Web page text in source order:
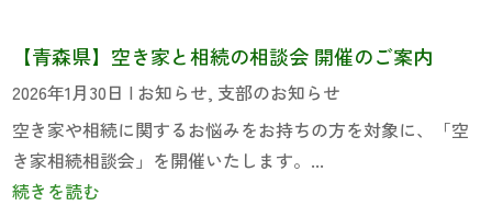
【青森県】空き家と相続の相談会 開催のご案内
2026年1月30日 | お知らせ, 支部のお知らせ
空き家や相続に関するお悩みをお持ちの方を対象に、「空
き家相続相談会」を開催いたします。...
続きを読む